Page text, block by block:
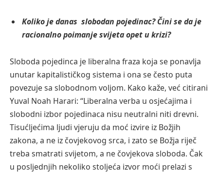
Koliko je danas slobodan pojedinac? Čini se da je
racionalno poimanje svijeta opet u krizi?
Sloboda pojedinca je liberalna fraza koja se ponavlja
unutar kapitalističkog sistema i ona se često puta
povezuje sa slobodnom voljom. Kako kaže, već citirani
Yuval Noah Harari: “Liberalna verba u osjećajima i
slobodni izbor pojedinaca nisu neutralni niti drevni.
Tisućljećima ljudi vjeruju da moć izvire iz Božjih
zakona, a ne iz čovjekovog srca, i zato se Božja riječ
treba smatrati svijetom, a ne čovjekova sloboda. Čak
u posljednjih nekoliko stoljeća izvor moći prelazi s